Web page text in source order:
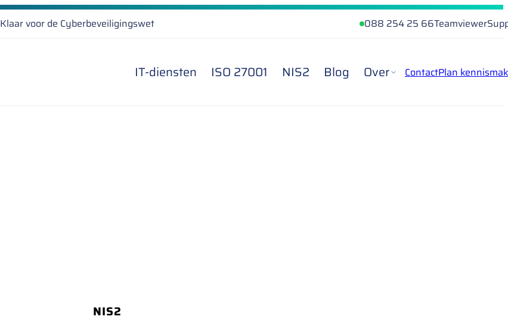
Klaar voor de Cyberbeveiligingswet 088 254 25 66Teamviewer
IT-diensten ISO 27001 NIS2 Blog Over ContactPlan
NIS2